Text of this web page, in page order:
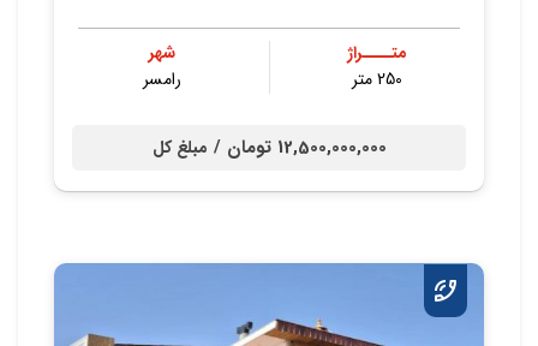
متــــراژ
250 متر
شهر
رامسر
12,500,000,000 تومان / مبلغ کل